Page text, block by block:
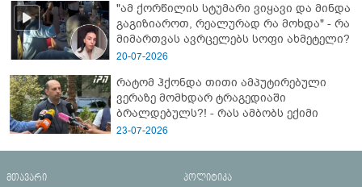
"ამ ქორწილის სტუმარი ვიყავი და მინდა
გაგიზიაროთ, რეალურად რა მოხდა" - რა
მიმართვას ავრცელებს სოფი ახმეტელი?
20-07-2026
რატომ ჰქონდა თითი ამპუტირებული
ვერაზე მომხდარ ტრაგედიაში
ბრალდებულს?! - რას ამბობს ექიმი
23-07-2026
მთავარი
პოლიტიკა